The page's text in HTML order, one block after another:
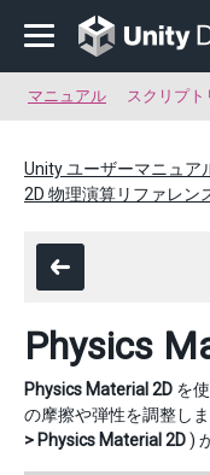
マニュアル スクリプト
Unity ユーザーマニュア
2D 物理演算リファレン
Physics
Physics Material 2D を
の摩擦や弾性を調整し
> Physics Material 2D)